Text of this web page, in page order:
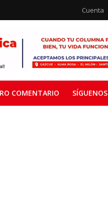
Cuenta
COMENTARIO SÍGUENOS